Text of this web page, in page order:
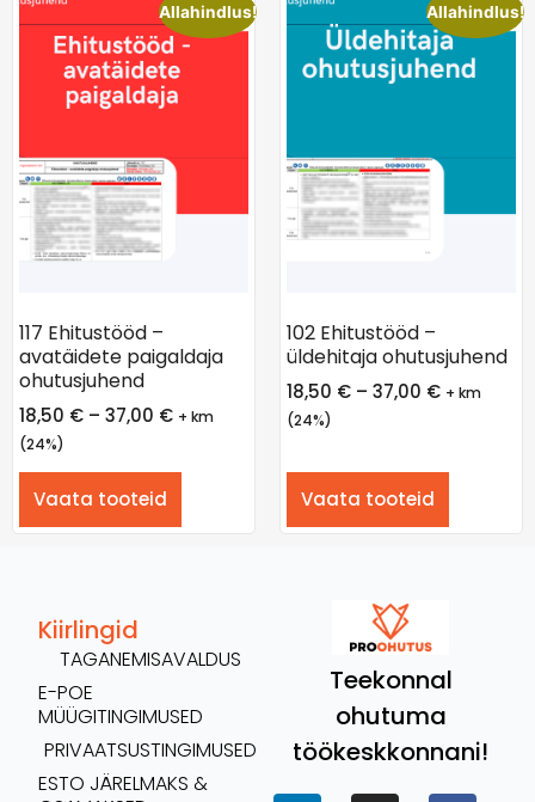
Allahindlus!
117 Ehitustööd –
avatäidete paigaldaja
ohutusjuhend
18,50 € – 37,00 € + km
(24%)
Vaata tooteid
Allahindlus!
102 Ehitustööd –
üldehitaja ohutusjuhend
18,50 € – 37,00 € + km
(24%)
Vaata tooteid
Teekonnal
ohutuma
töökeskkonnani!
Kiirlingid
TAGANEMISAVALDUS
E-POE
MÜÜGITINGIMUSED
PRIVAATSUSTINGIMUSED
ESTO JÄRELMAKS &